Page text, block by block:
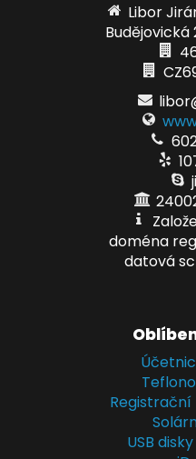
Libor
Budějovická
doména
datová
Registrační
USB